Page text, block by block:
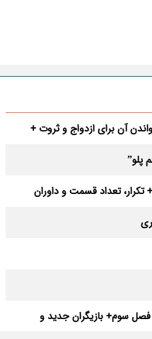
آن برای ازدواج و ثروت +
پلو”
سوم+ بازیگران جدید و